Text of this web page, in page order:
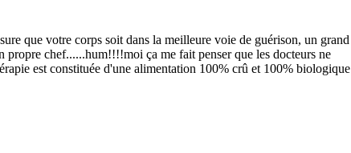
que votre corps soit dans la meilleure voie de guérison, un grand
propre chef......hum!!!!moi ça me fait penser que les docteurs ne
est constituée d'une alimentation 100% crû et 100% biologique